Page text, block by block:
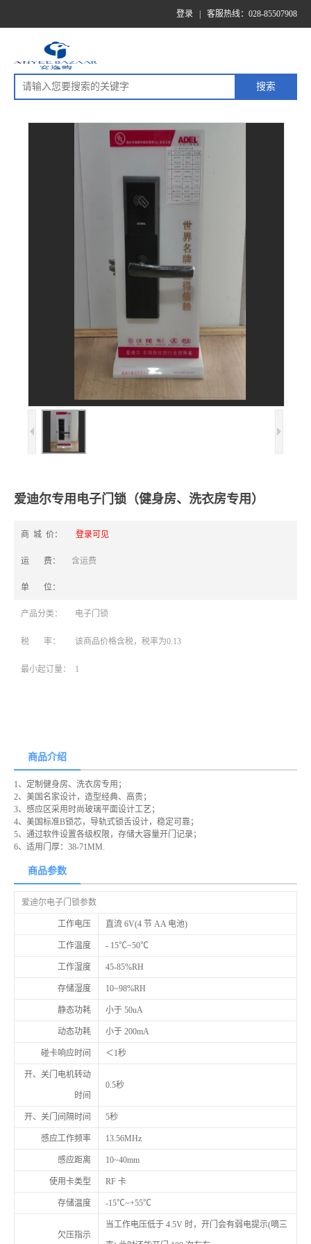
登录 客服热线：028-85507908
爱迪尔专用电子门锁（健身房、洗衣房专用）
商 城 价： 登录可见
运 费： 含运费
单 位：
产品分类： 电子门锁
税 率： 该商品价格含税，税率为0.13
最小起订量： 1
商品介绍
1、定制健身房、洗衣房专用；
2、美国名家设计，造型经典、高贵；
3、感应区采用时尚玻璃平面设计工艺；
4、美国标准B锁芯，导轨式锁舌设计，稳定可靠；
5、通过软件设置各级权限，存储大容量开门记录；
6、适用门厚：38-71MM.
商品参数
爱迪尔电子门锁参数
工作电压 直流 6V(4 节 AA 电池)
工作温度 - 15℃~50℃
工作湿度 45-85%RH
存储湿度 10~98%RH
静态功耗 小于 50uA
动态功耗 小于 200mA
碰卡响应时间 ＜1秒
开、关门电机转动
时间
0.5秒
开、关门间隔时间 5秒
感应工作频率 13.56MHz
感应距离 10~40mm
使用卡类型 RF 卡
存储温度 -15℃~+55℃
欠压指示
当工作电压低于 4.5V 时，开门会有弱电提示(嘀三